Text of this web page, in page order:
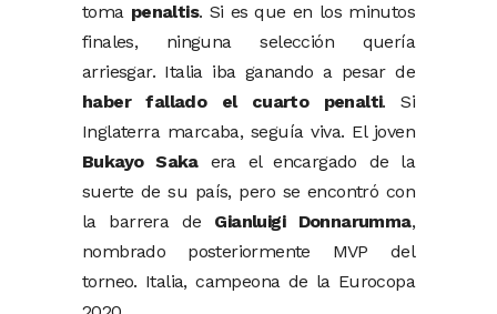
toma penaltis. Si es que en los minutos
finales, ninguna selección quería
arriesgar. Italia iba ganando a pesar de
haber fallado el cuarto penalti. Si
Inglaterra marcaba, seguía viva. El joven
Bukayo Sakaera el encargado de la
suerte de su país, pero se encontró con
la barrera de Gianluigi Donnarumma,
nombrado posteriormente MVP del
torneo. Italia, campeona de la Eurocopa